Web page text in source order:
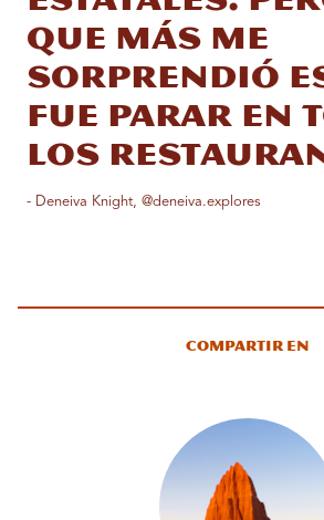
que más me
sorprendió
fue parar en
los
- Deneiva Knight, @deneiva.explores
Compartir en